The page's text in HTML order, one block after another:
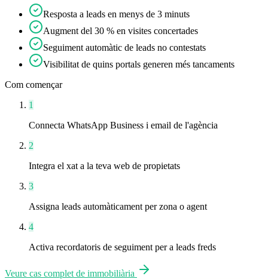
Resposta a leads en menys de 3 minuts
Augment del 30 % en visites concertades
Seguiment automàtic de leads no contestats
Visibilitat de quins portals generen més tancaments
Com començar
1
Connecta WhatsApp Business i email de l'agència
2
Integra el xat a la teva web de propietats
3
Assigna leads automàticament per zona o agent
4
Activa recordatoris de seguiment per a leads freds
Veure cas complet de immobiliària